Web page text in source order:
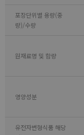
포장단위별 용량(중
량)/수량
원재료명 및 함량
영양성분
유전자변형식품 해당